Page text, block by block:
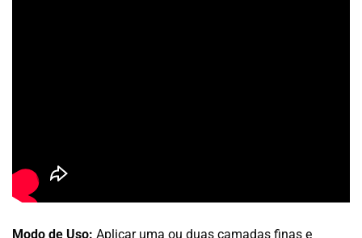
Modo de Uso: Aplicar uma ou duas camadas finas e